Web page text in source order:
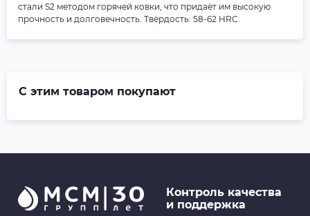
стали S2 методом горячей ковки, что придаёт им высокую
прочность и долговечность. Твёрдость: 58-62 HRC.
С этим товаром покупают
Контроль качества
и поддержка